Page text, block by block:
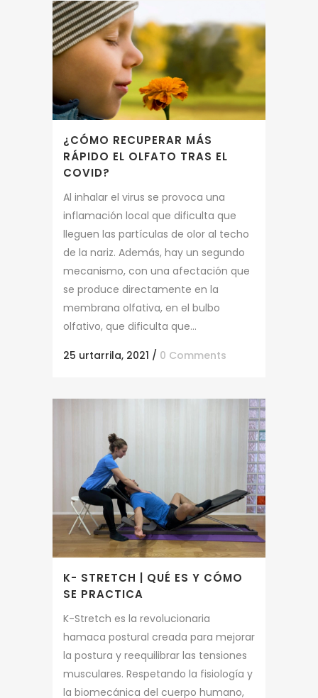
¿CÓMO RECUPERAR MÁS
RÁPIDO EL OLFATO TRAS EL
COVID?
Al inhalar el virus se provoca una
inflamación local que dificulta que
lleguen las partículas de olor al techo
de la nariz. Además, hay un segundo
mecanismo, con una afectación que
se produce directamente en la
membrana olfativa, en el bulbo
olfativo, que dificulta que...
25 urtarrila, 2021 / 0 Comments
K- STRETCH | QUÉ ES Y CÓMO
SE PRACTICA
K-Stretch es la revolucionaria
hamaca postural creada para mejorar
la postura y reequilibrar las tensiones
musculares. Respetando la fisiología y
la biomecánica del cuerpo humano,